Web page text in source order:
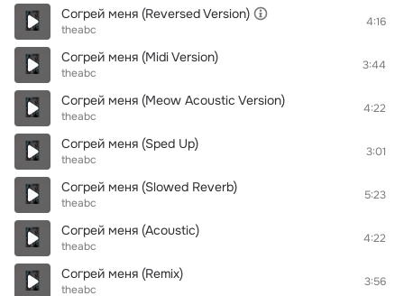
Согрей меня (Reversed Version)
theabc
4:16
Согрей меня (Midi Version)
theabc
3:44
Согрей меня (Meow Acoustic Version)
theabc
4:22
Согрей меня (Sped Up)
theabc
3:01
Согрей меня (Slowed Reverb)
theabc
5:23
Согрей меня (Acoustic)
theabc
4:22
Согрей меня (Remix)
theabc
3:56